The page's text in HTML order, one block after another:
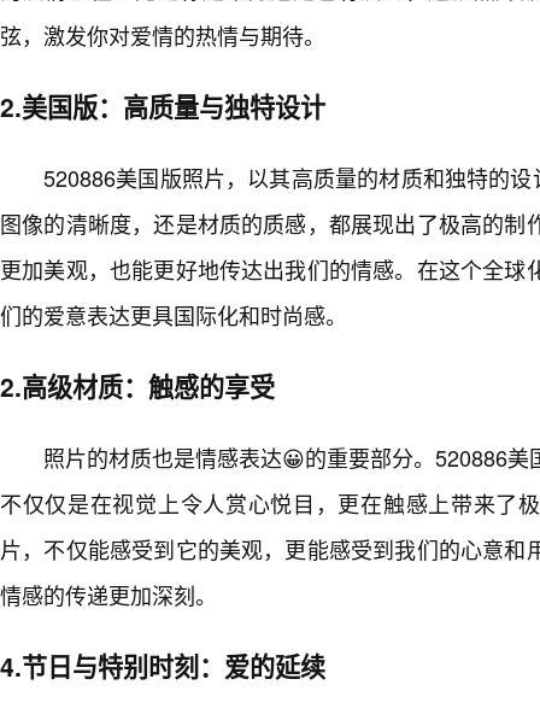
弦，激发你对爱情的热情与期待。
2.美国版：高质量与独特设计
520886美国版照片，以其高质量的材质和独特的
图像的清晰度，还是材质的质感，都展现出了极高的制
更加美观，也能更好地传达出我们的情感。在这个全球
们的爱意表达更具国际化和时尚感。
2.高级材质：触感的享受
照片的材质也是情感表达😀的重要部分。520886
不仅仅是在视觉上令人赏心悦目，更在触感上带来了
片，不仅能感受到它的美观，更能感受到我们的心意和
情感的传递更加深刻。
4.节日与特别时刻：爱的延续